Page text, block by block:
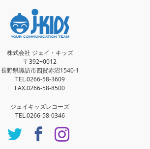
株式会社 ジェイ・キッズ
〒392−0012
長野県諏訪市四賀赤沼1540-1
TEL.0266-58-3609
FAX.0266-58-8500
ジェイキッズレコーズ
TEL.0266-58-0346
Instagram